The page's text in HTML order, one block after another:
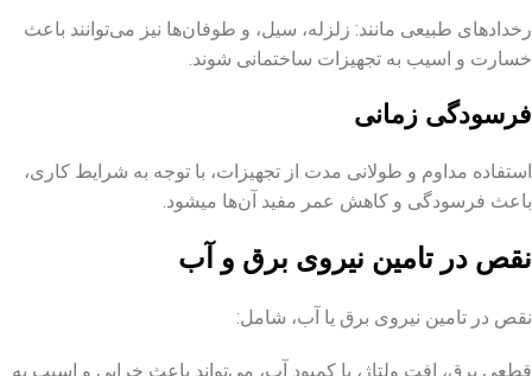
رخدادهای طبیعی مانند: زلزله، سیل، و طوفان‌ها نیز می‌توانند باعث
خسارت و اسیب به تجهیزات ساختمانی شوند.
فرسودگی زمانی
استفاده مداوم و طولانی مدت از تجهیزات، با توجه به شرایط کاری،
باعث فرسودگی و کاهش عمر مفید آن‌ها میشود.
نقص در تامین نیروی برق و آب
نقص در تامین نیروی برق یا آب، شامل:
قطعی برق، افت ولتاژ، یا کمبود آب، می‌تواند باعث خرابی و اسیب به